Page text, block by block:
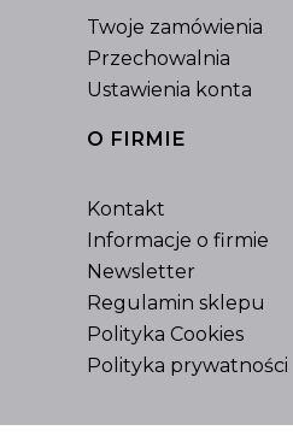
Twoje zamówienia
Przechowalnia
Ustawienia konta
O FIRMIE
Kontakt
Informacje o firmie
Newsletter
Regulamin sklepu
Polityka Cookies
Polityka prywatności